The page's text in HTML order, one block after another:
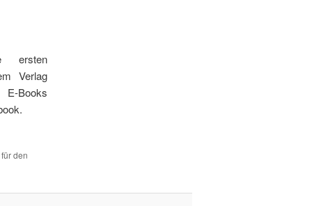
ersten
Verlag
E-Books
den